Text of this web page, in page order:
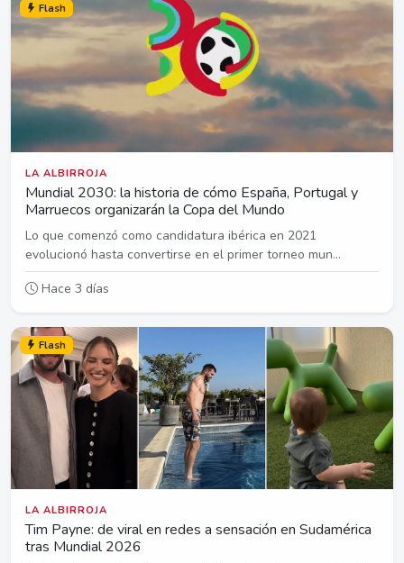
Flash
LA ALBIRROJA
Mundial 2030: la historia de cómo España, Portugal y
Marruecos organizarán la Copa del Mundo
Lo que comenzó como candidatura ibérica en 2021
evolucionó hasta convertirse en el primer torneo mun...
Hace 3 días
Flash
LA ALBIRROJA
Tim Payne: de viral en redes a sensación en Sudamérica
tras Mundial 2026